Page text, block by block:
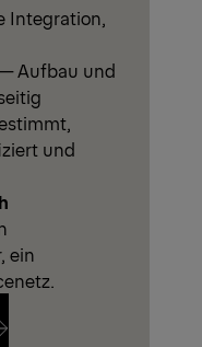
Integration,
— Aufbau und
und
ein